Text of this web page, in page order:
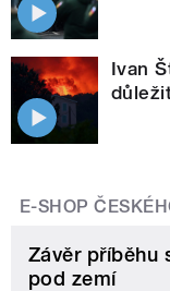
Ivan
E-SHOP
Závěr příběhu
pod zemí